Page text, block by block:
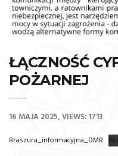
ŁĄCZNOŚĆ
POŻARNEJ
16 MAJA 2025 VIEWS: 1713
Braszura_informacyjna_DMR